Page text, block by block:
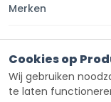
Merken
Contact
Cookies op
Wij gebruiken
te laten